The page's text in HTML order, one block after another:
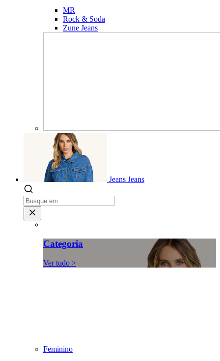
MR
Rock & Soda
Zune Jeans
Jeans Jeans
Categoria
Ver tudo >
Feminino